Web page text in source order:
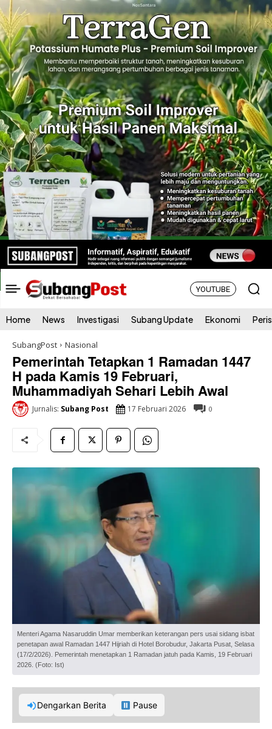
YOUTUBE
Home News Investigasi Subang Update Ekonomi
SubangPost Nasional
Pemerintah Tetapkan 1 Ramadan 1447
H pada Kamis 19 Februari,
Muhammadiyah Sehari Lebih Awal
Jurnalis: Subang Post 17 Februari 2026 0
Menteri Agama Nasaruddin Umar memberikan keterangan pers usai sidang isbat
penetapan awal Ramadan 1447 Hijriah di Hotel Borobudur, Jakarta Pusat, Selasa
(17/2/2026). Pemerintah menetapkan 1 Ramadan jatuh pada Kamis, 19 Februari
2026. (Foto: Ist)
Dengarkan Berita Pause